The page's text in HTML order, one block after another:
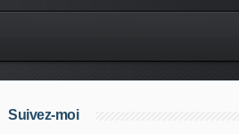
Suivez-moi